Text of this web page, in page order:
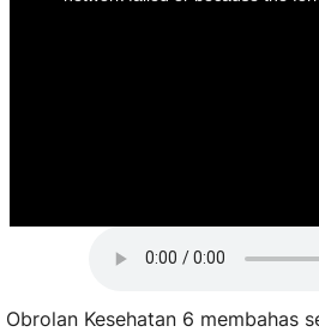
Obrolan Kesehatan 6 membahas